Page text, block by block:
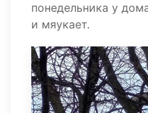
понедельника у
и мяукает.